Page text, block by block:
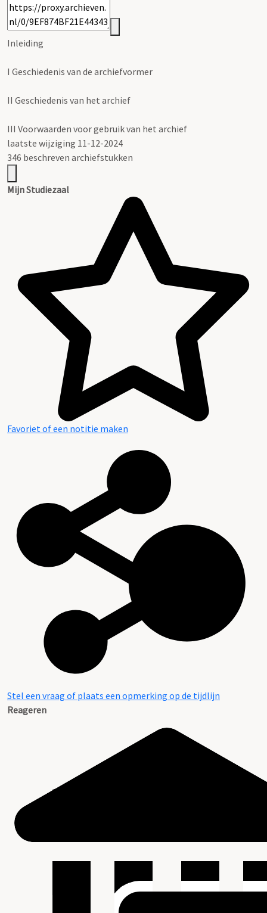
Inleiding
I Geschiedenis van de archiefvormer
II Geschiedenis van het archief
III Voorwaarden voor gebruik van het archief
laatste wijziging 11-12-2024
346 beschreven archiefstukken
Mijn Studiezaal
Favoriet of een notitie maken
Stel een vraag of plaats een opmerking op de tijdlijn
Reageren